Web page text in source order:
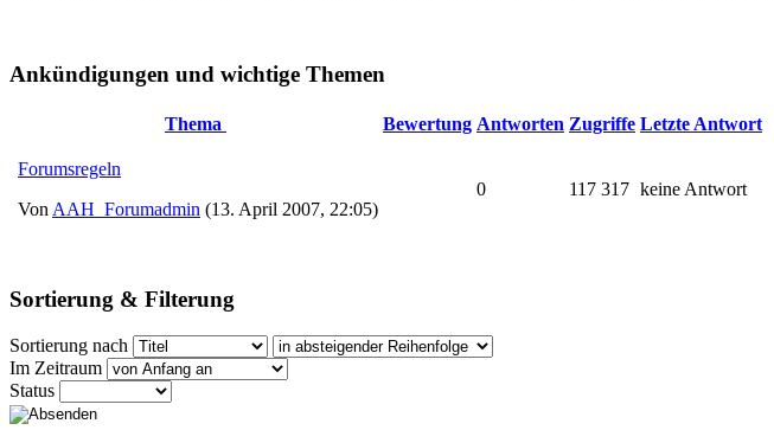
Ankündigungen und wichtige Themen
Thema Bewertung Antworten Zugriffe Letzte Antwort
Forumsregeln
Von AAH_Forumadmin (13. April 2007, 22:05)
0 117 317 keine Antwort
Sortierung & Filterung
Sortierung nach
Im Zeitraum
Status